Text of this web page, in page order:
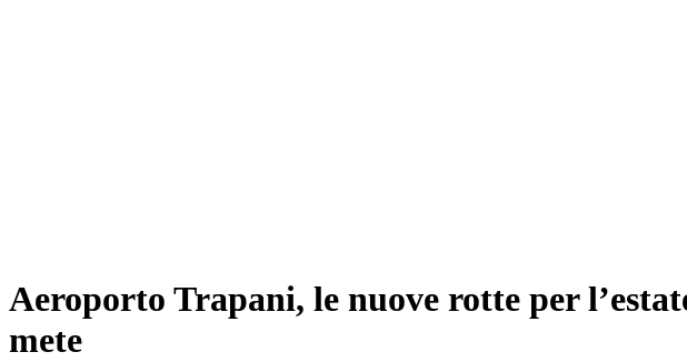
Aeroporto Trapani, le nuove rotte per
mete